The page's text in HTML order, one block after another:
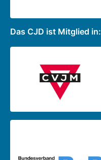
Das CJD ist Mitglied in: